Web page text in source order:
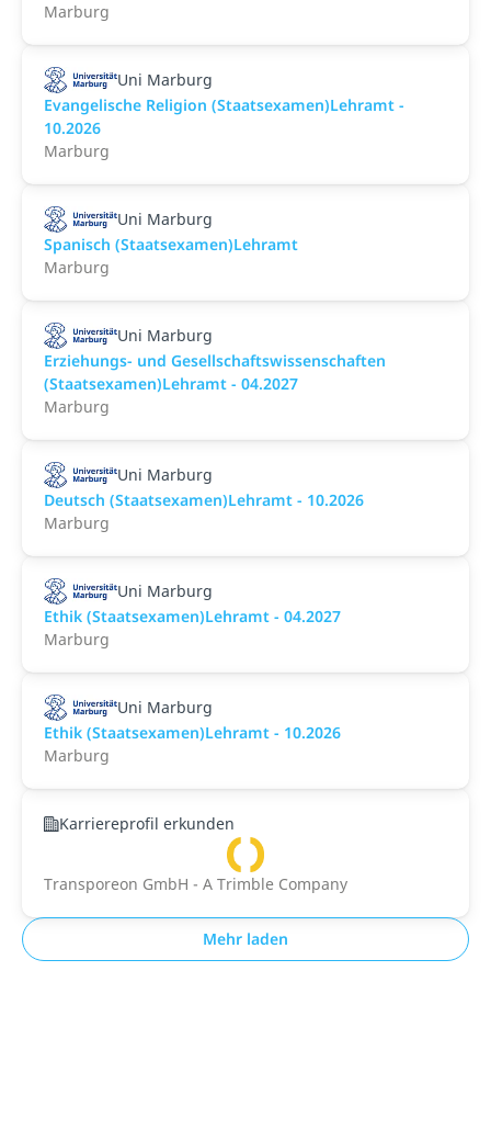
Marburg
Uni Marburg
Evangelische Religion (Staatsexamen)Lehramt -
10.2026
Marburg
Uni Marburg
Spanisch (Staatsexamen)Lehramt
Marburg
Uni Marburg
Erziehungs- und Gesellschaftswissenschaften
(Staatsexamen)Lehramt - 04.2027
Marburg
Uni Marburg
Deutsch (Staatsexamen)Lehramt - 10.2026
Marburg
Uni Marburg
Ethik (Staatsexamen)Lehramt - 04.2027
Marburg
Uni Marburg
Ethik (Staatsexamen)Lehramt - 10.2026
Marburg
Karriereprofil erkunden
Transporeon GmbH - A Trimble Company
Mehr laden